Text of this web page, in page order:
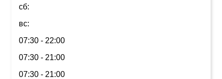
сб:
вс:
07:30 - 22:00
07:30 - 21:00
07:30 - 21:00